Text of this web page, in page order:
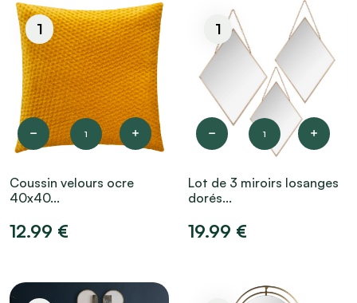
1
1
Coussin velours ocre
40x40...
12.99 €
1
1
Lot de 3 miroirs losanges
dorés...
19.99 €